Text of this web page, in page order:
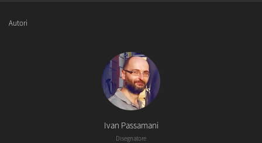
Autori
Ivan Passamani
Disegnatore